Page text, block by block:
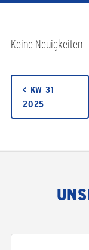
Keine Neuigkeiten
< KW 31
2025